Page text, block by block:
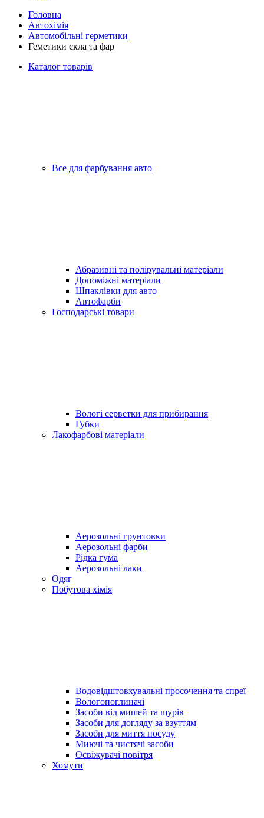
Головна
Автохімія
Автомобільні герметики
Геметики скла та фар
Каталог товарів
Все для фарбування авто
Абразивні та полірувальні матеріали
Допоміжні матеріали
Шпаклівки для авто
Автофарби
Господарські товари
Вологі серветки для прибирання
Губки
Лакофарбові матеріали
Аерозольні грунтовки
Аерозольні фарби
Рідка гума
Аерозольні лаки
Одяг
Побутова хімія
Водовідштовхувальні просочення та спреї
Вологопоглиначі
Засоби від мишей та щурів
Засоби для догляду за взуттям
Засоби для миття посуду
Миючі та чистячі засоби
Освіжувачі повітря
Хомути